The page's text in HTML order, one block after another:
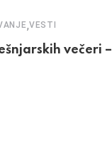
,VESTI
večeri